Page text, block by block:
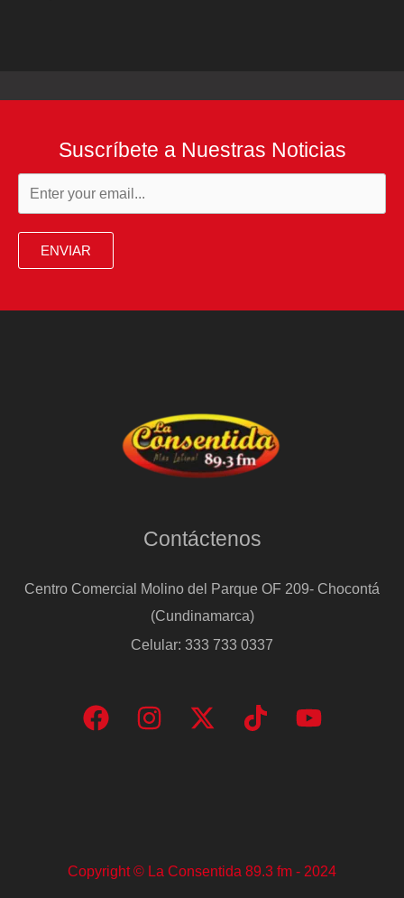
Suscríbete a Nuestras Noticias
ENVIAR
Contáctenos
Centro Comercial Molino del Parque OF 209- Chocontá
(Cundinamarca)
Celular: 333 733 0337
Copyright © La Consentida 89.3 fm - 2024